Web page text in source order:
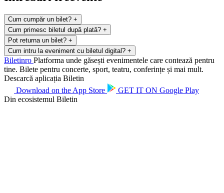
Cum cumpăr un bilet? +
Cum primesc biletul după plată? +
Pot returna un bilet? +
Cum intru la eveniment cu biletul digital? +
Biletinro Platforma unde găsești evenimentele care contează pentru
tine. Bilete pentru concerte, sport, teatru, conferințe și mai mult.
Descarcă aplicația Biletin
Download on the App Store GET IT ON Google Play
Din ecosistemul Biletin